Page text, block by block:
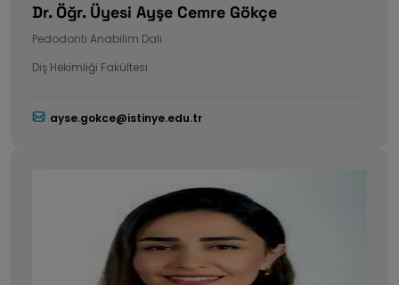
Dr. Öğr. Üyesi Ayşe Cemre Gökçe
Pedodonti Anabilim Dalı
Diş Hekimliği Fakültesi
ayse.gokce@istinye.edu.tr